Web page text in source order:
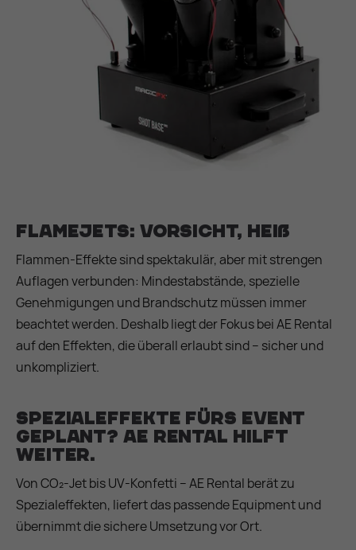
Flamejets: Vorsicht, heiß
Flammen-Effekte sind spektakulär, aber mit strengen
Auflagen verbunden: Mindestabstände, spezielle
Genehmigungen und Brandschutz müssen immer
beachtet werden. Deshalb liegt der Fokus bei AE Rental
auf den Effekten, die überall erlaubt sind – sicher und
unkompliziert.
Spezialeffekte fürs Event
geplant? AE Rental hilft
weiter.
Von CO₂-Jet bis UV-Konfetti – AE Rental berät zu
Spezialeffekten, liefert das passende Equipment und
übernimmt die sichere Umsetzung vor Ort.